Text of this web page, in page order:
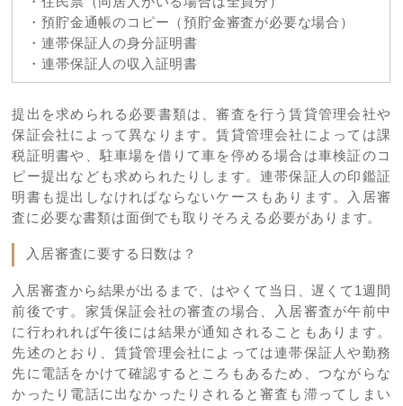
・預貯金通帳のコピー（預貯金審査が必要な場合）
・連帯保証人の身分証明書
・連帯保証人の収入証明書
提出を求められる必要書類は、審査を行う賃貸管理会社や
保証会社によって異なります。賃貸管理会社によっては課
税証明書や、駐車場を借りて車を停める場合は車検証のコ
ピー提出なども求められたりします。連帯保証人の印鑑証
明書も提出しなければならないケースもあります。入居審
査に必要な書類は面倒でも取りそろえる必要があります。
入居審査に要する日数は？
入居審査から結果が出るまで、はやくて当日、遅くて1週間
前後です。家賃保証会社の審査の場合、入居審査が午前中
に行われれば午後には結果が通知されることもあります。
先述のとおり、賃貸管理会社によっては連帯保証人や勤務
先に電話をかけて確認するところもあるため、つながらな
かったり電話に出なかったりされると審査も滞ってしまい